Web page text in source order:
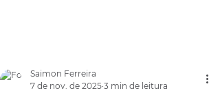
Saimon Ferreira
7 de nov. de 2025 3 min de leitura